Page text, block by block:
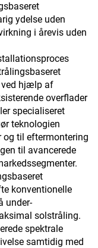
ydelse uden
i årevis uden
ved hjælp af
overflader
specialiseret
teknologien
og til eftermontering
til avancerede
konventionelle
under-
solstråling.
spektrale
samtidig med